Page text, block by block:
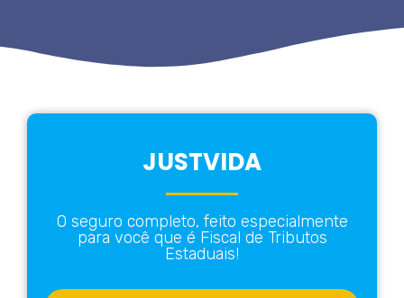
JUSTVIDA
O seguro completo, feito especialmente
para você que é Fiscal de Tributos
Estaduais!